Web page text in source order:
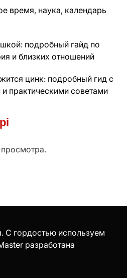
время, наука, календарь
подробный гайд по
и близких отношений
цинк: подробный гид с
практическими советами
гордостью используем
разработана